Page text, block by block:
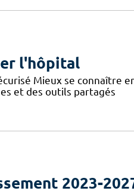
l'hôpital
Mieux se connaître
et des outils partagés
2023-